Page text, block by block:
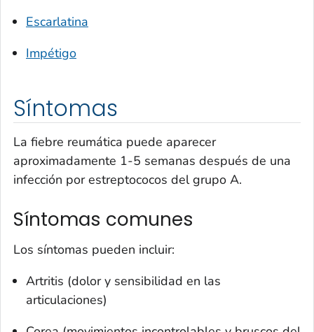
Escarlatina
Impétigo
Síntomas
La fiebre reumática puede aparecer
aproximadamente 1-5 semanas después de una
infección por estreptococos del grupo A.
Síntomas comunes
Los síntomas pueden incluir:
Artritis (dolor y sensibilidad en las
articulaciones)